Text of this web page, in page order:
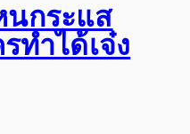
กระแส
ทำได้เจ๋ง